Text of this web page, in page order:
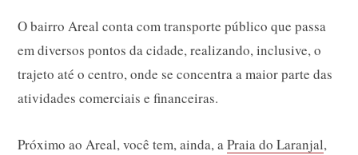
O bairro Areal conta com transporte público que passa
em diversos pontos da cidade, realizando, inclusive, o
trajeto até o centro, onde se concentra a maior parte das
atividades comerciais e financeiras.
Próximo ao Areal, você tem, ainda, aPraia do Laranjal,